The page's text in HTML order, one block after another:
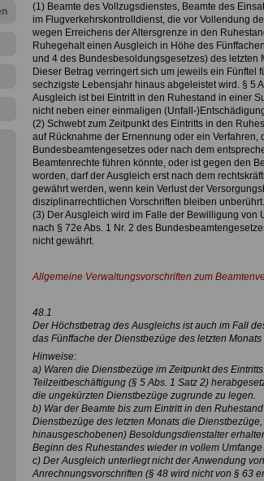
(1) Beamte des Vollzugsdienstes, Beamte des
im Flugverkehrskontrolldienst, die vor Vollendung
wegen Erreichens der Altersgrenze in den
Ruhegehalt einen Ausgleich in Höhe des
und 4 des Bundesbesoldungsgesetzes) des letzten
Dieser Betrag verringert sich um jeweils ein Fünftel
sechzigste Lebensjahr hinaus abgeleistet wird. § 5
Ausgleich ist bei Eintritt in den Ruhestand in einer
nicht neben einer einmaligen (Unfall-
(2) Schwebt zum Zeitpunkt des Eintritts in den
auf Rücknahme der Ernennung oder ein Verfahren,
Bundesbeamtengesetzes oder nach dem
Beamtenrechte führen könnte, oder ist gegen den
worden, darf der Ausgleich erst nach dem
gewährt werden, wenn kein Verlust der
disziplinarrechtlichen Vorschriften bleiben unberührt.
(3) Der Ausgleich wird im Falle der Bewilligung von
nach § 72e Abs. 1 Nr. 2 des
nicht gewährt.
Allgemeine Verwaltungsvorschriften zum
48.1
Der Höchstbetrag des Ausgleichs ist auch im Fall
das Fünffache der Dienstbezüge des letzten
Hinweise:
a) Waren die Dienstbezüge im Zeitpunkt des
Teilzeitbeschäftigung (§ 5 Abs. 1 Satz 2)
die ungekürzten Dienstbezüge zugrunde zu legen.
b) War der Beamte bis zum Eintritt in den
Dienstbezüge des letzten Monats die
hinausgeschobenen) Besoldungsdienstalter
Beginn des Ruhestandes wieder in vollem
c) Der Ausgleich unterliegt nicht der Anwendung
Anrechnungsvorschriften (§ 48 wird nicht von § 63